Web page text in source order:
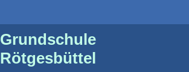
Grundschule
Rötgesbüttel